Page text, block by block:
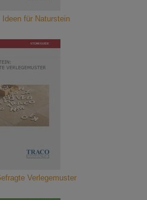
Ideen für Naturstein
Verlegemuster